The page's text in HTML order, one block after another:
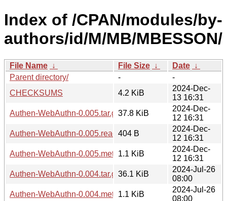
Index of /CPAN/modules/by-
authors/id/M/MB/MBESSON/
File Name ↓ File Size ↓ Date ↓
Parent directory/
-
-
CHECKSUMS
4.2 KiB
2024-Dec-
13 16:31
Authen-WebAuthn-0.005.tar.gz37.8 KiB
2024-Dec-
12 16:31
Authen-WebAuthn-0.005.readme404 B
2024-Dec-
12 16:31
Authen-WebAuthn-0.005.meta 1.1 KiB
2024-Dec-
12 16:31
Authen-WebAuthn-0.004.tar.gz36.1 KiB
2024-Jul-26
08:00
Authen-WebAuthn-0.004.meta 1.1 KiB
2024-Jul-26
08:00